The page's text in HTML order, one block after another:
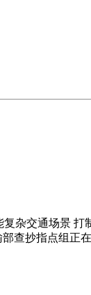
杂交通场景
查抄指点组正